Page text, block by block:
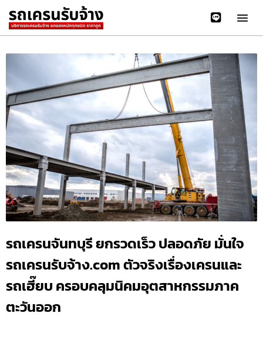
รถเครนจันทบุรี ยกรวดเร็ว ปลอดภัย มั่นใจ
รถเครนรับจ้าง.com ตัวจริงเรื่องเครนและ
รถเฮี๊ยบ ครอบคลุมนิคมอุตสาหกรรมภาค
ตะวันออก